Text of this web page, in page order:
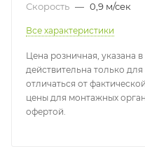
Скорость — 0,9 м/сек
Все характеристики
Цена розничная, указана
действительна только
отличаться от
цены для монтажных
офертой.